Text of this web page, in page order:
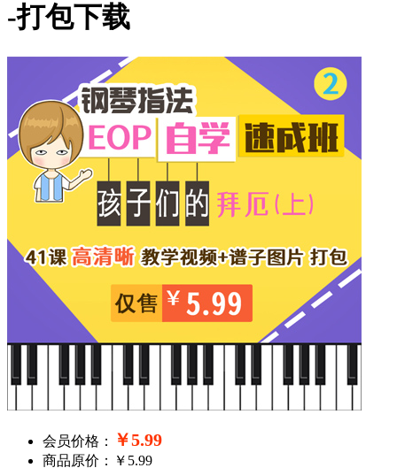
-打包下载
会员价格： ￥5.99
商品原价：￥5.99